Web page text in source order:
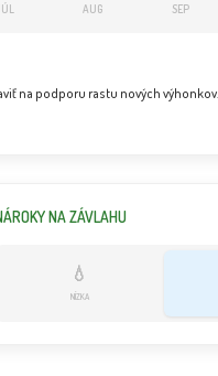
AUG SEP
na podporu rastu nových výhonkov.
NA ZÁVLAHU
💧
NÍZKA